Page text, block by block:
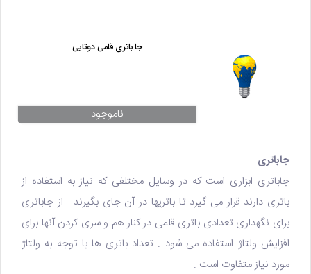
جا باتری قلمی دوتایی
ناموجود
جاباتری
جاباتری ابزاری است که در وسایل مختلفی که نیاز به استفاده از
باتری دارند قرار می گیرد تا باتریها در آن جای بگیرند . از جاباتری
برای نگهداری تعدادی باتری قلمی در کنار هم و سری کردن آنها برای
افزایش ولتاژ استفاده می شود . تعداد باتری ها با توجه به ولتاژ
مورد نیاز متفاوت است .